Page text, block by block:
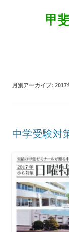
甲
月別アーカイブ: 2017
中学受験対